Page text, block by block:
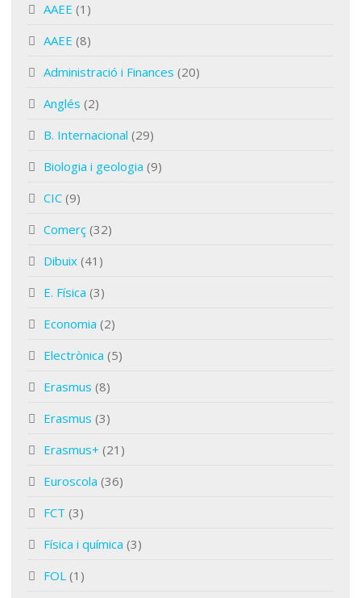
AAEE (1)
AAEE (8)
Administració i Finances (20)
Anglés (2)
B. Internacional (29)
Biologia i geologia (9)
CIC (9)
Comerç (32)
Dibuix (41)
E. Física (3)
Economia (2)
Electrònica (5)
Erasmus (8)
Erasmus (3)
Erasmus+ (21)
Euroscola (36)
FCT (3)
Física i química (3)
FOL (1)